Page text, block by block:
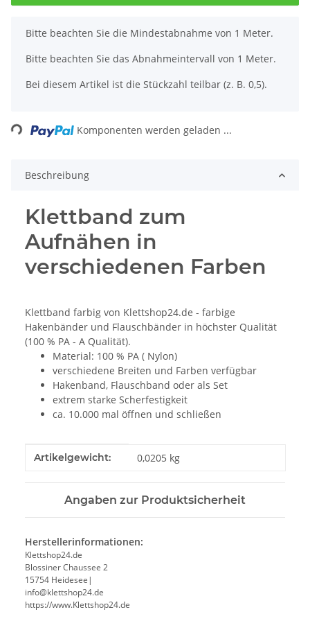
x
Bitte beachten Sie die Mindestabnahme von 1 Meter.
Bitte beachten Sie das Abnahmeintervall von 1 Meter.
Bei diesem Artikel ist die Stückzahl teilbar (z. B. 0,5).
Komponenten werden geladen ...
Beschreibung
Klettband zum
Aufnähen in
verschiedenen Farben
Klettband farbig von Klettshop24.de - farbige
Hakenbänder und Flauschbänder in höchster Qualität
(100 % PA - A Qualität).
Material: 100 % PA ( Nylon)
verschiedene Breiten und Farben verfügbar
Hakenband, Flauschband oder als Set
extrem starke Scherfestigkeit
ca. 10.000 mal öffnen und schließen
Produkteigenschaft
Wert
Artikelgewicht: 0,0205 kg
Angaben zur Produktsicherheit
Herstellerinformationen:
Klettshop24.de
Blossiner Chaussee 2
15754 Heidesee|
info@klettshop24.de
https://www.Klettshop24.de